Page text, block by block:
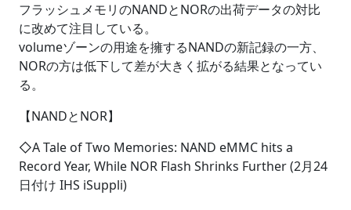
フラッシュメモリのNANDとNORの出荷データの対比
に改めて注目している。
volumeゾーンの用途を擁するNANDの新記録の一方、
NORの方は低下して差が大きく拡がる結果となってい
る。
【NANDとNOR】
◇A Tale of Two Memories: NAND eMMC hits a
Record Year, While NOR Flash Shrinks Further (2月24
日付け IHS iSuppli)